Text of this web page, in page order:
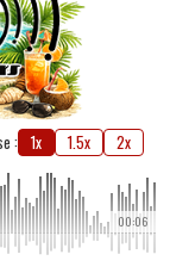
: 1x 1.5x 2x
00:06